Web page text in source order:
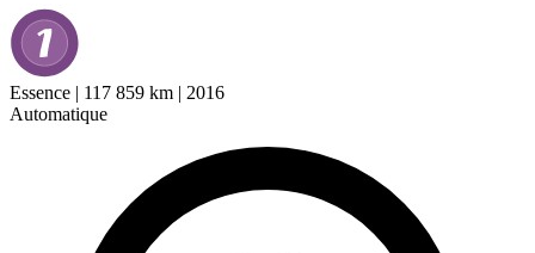
Essence | 117 859 km | 2016
Automatique